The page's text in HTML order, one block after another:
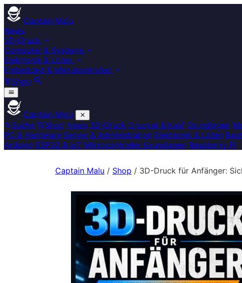
Captain Malu
News
3D-Druck
Computer & Systeme
Elektronik & Löten
Embedded & Mikrocontroller
Shop
Captain Malu
Suche
Shop News 3D-Druck Drucker & Kauf Grundlagen
PC & Hardware Server & Administration Elektronik & Löten
Arduino ESP32 & IoT Mikrocontroller Grundlagen Raspberry Pi
Captain Malu / Shop / 3D-Druck für Anfänger: